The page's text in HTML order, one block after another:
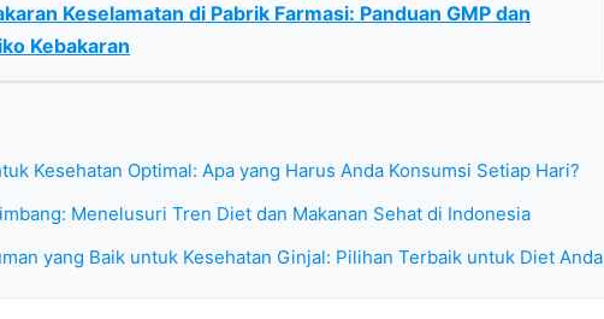
Keselamatan di Pabrik Farmasi: Panduan GMP dan
Kebakaran
Kesehatan Optimal: Apa yang Harus Anda Konsumsi Setiap Hari?
Menelusuri Tren Diet dan Makanan Sehat di Indonesia
yang Baik untuk Kesehatan Ginjal: Pilihan Terbaik untuk Diet Anda